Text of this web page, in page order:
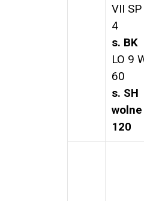
VII
4
s. BK
LO 9
60
s. SH
120